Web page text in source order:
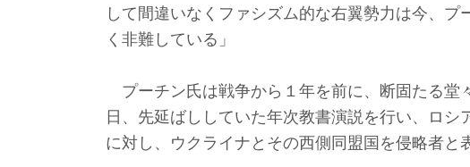
して間違いなくファシズム的な右翼勢力は今、
く非難している」
プーチン氏は戦争から１年を前に、断固たる堂
日、先延ばししていた年次教書演説を行い、ロ
に対し、ウクライナとその西側同盟国を侵略者と